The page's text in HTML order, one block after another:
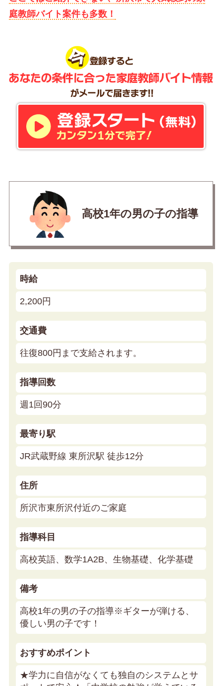
庭教師バイト案件も多数！
高校1年の男の子の指導
時給
2,200円
交通費
往復800円まで支給されます。
指導回数
週1回90分
最寄り駅
JR武蔵野線 東所沢駅 徒歩12分
住所
所沢市東所沢付近のご家庭
指導科目
高校英語、数学1A2B、生物基礎、化学基礎
備考
高校1年の男の子の指導※ギターが弾ける、
優しい男の子です！
おすすめポイント
★学力に自信がなくても独自のシステムとサ